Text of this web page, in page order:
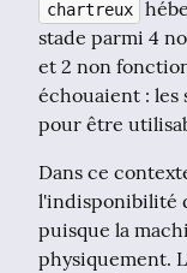
chartreux
stade parmi 4
et 2 non
échouaient : les
pour être
Dans ce
l'indisponibilité
puisque la
physiquement.